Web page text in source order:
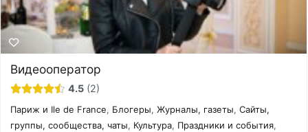
Видеооператор
4.5 2
Париж и Ile de France, Блогеры,Журналы, газеты,Сайты,
группы, сообщества, чаты, Культура, Праздники и события,